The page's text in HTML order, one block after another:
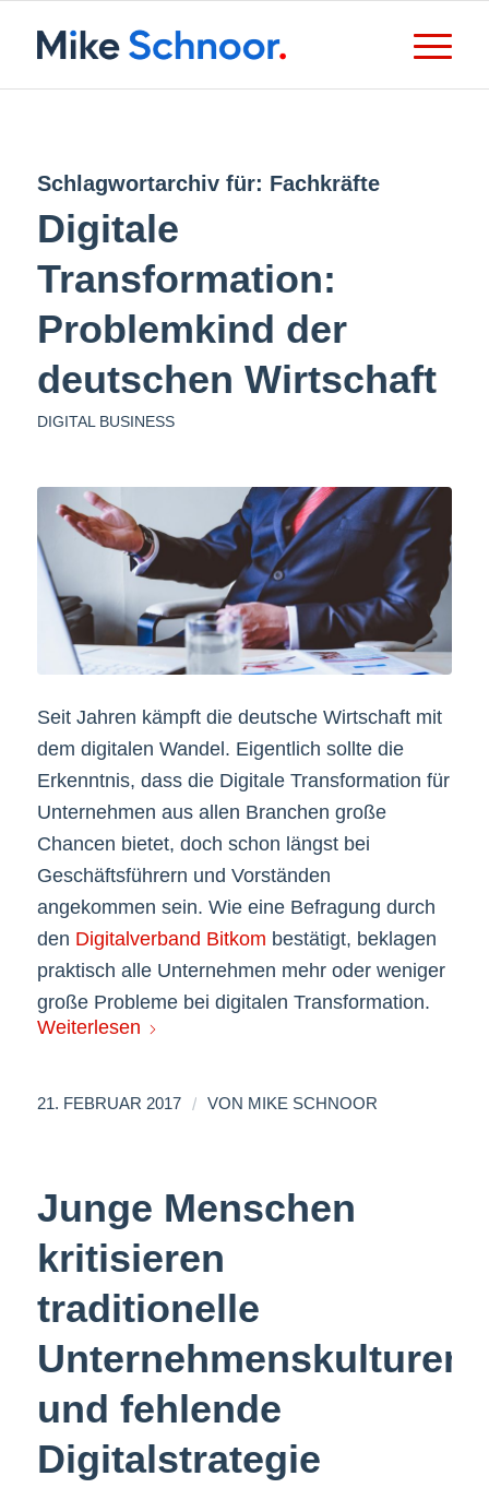
Schlagwortarchiv für: Fachkräfte
Digitale
Transformation:
Problemkind der
deutschen Wirtschaft
DIGITAL BUSINESS
Seit Jahren kämpft die deutsche Wirtschaft mit
dem digitalen Wandel. Eigentlich sollte die
Erkenntnis, dass die Digitale Transformation für
Unternehmen aus allen Branchen große
Chancen bietet, doch schon längst bei
Geschäftsführern und Vorständen
angekommen sein. Wie eine Befragung durch
den Digitalverband Bitkom bestätigt, beklagen
praktisch alle Unternehmen mehr oder weniger
große Probleme bei digitalen Transformation.
Weiterlesen
21. FEBRUAR 2017 / VON MIKE SCHNOOR
Junge Menschen
kritisieren
traditionelle
Unternehmenskulturen
und fehlende
Digitalstrategie